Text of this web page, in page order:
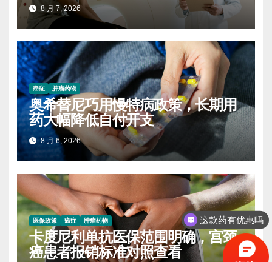
8 月 7, 2026
癌症 肿瘤药物
奥希替尼巧用慢特病政策，长期用
药大幅降低自付开支
8 月 6, 2026
医保政策 癌症 肿瘤药物
卡度尼利单抗医保范围明确，宫颈
癌患者报销标准对照查看
这款药有优惠吗